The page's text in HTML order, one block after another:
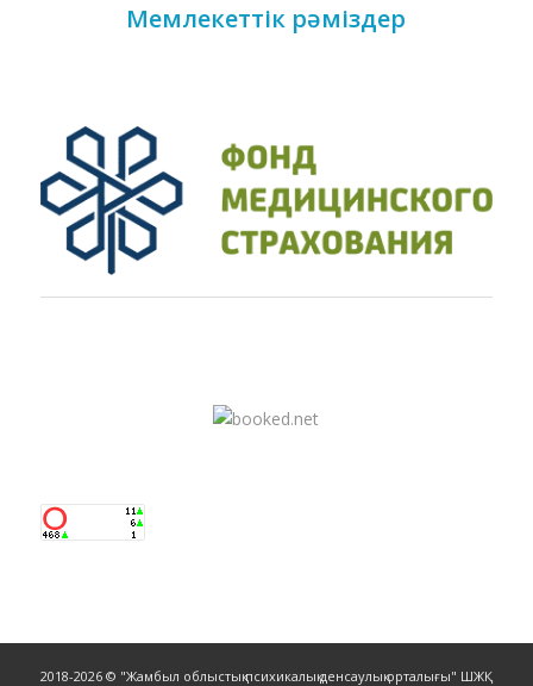
Мемлекеттік рәміздер
2018-2026 © "Жамбыл облыстық психикалық денсаулық орталығы" ШЖҚ